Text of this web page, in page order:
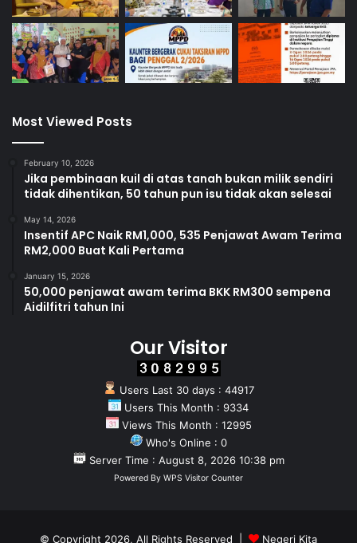
Most Viewed Posts
February 10, 2026
Jika pembinaan kuil di atas tanah bukan milik sendiri
tidak dihentikan, 50 tahun pun isu tidak akan selesai
May 14, 2026
Insentif APC Naik RM1,000, 535 Penjawat Awam Terima
RM2,000 Buat Kali Pertama
January 15, 2026
50,000 penjawat awam terima BKK RM300 sempena
Aidilfitri tahun Ini
Our Visitor
Users Last 30 days : 44917
Users This Month : 9334
Views This Month : 12995
Who's Online : 0
Server Time : August 8, 2026 10:38 pm
Powered By WPS Visitor Counter
© Copyright 2026, All Rights Reserved | Negeri Kita